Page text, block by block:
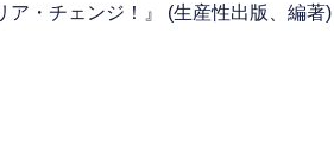
ア・チェンジ！』 (生産性出版、編著